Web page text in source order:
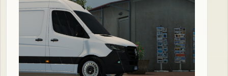
Blog